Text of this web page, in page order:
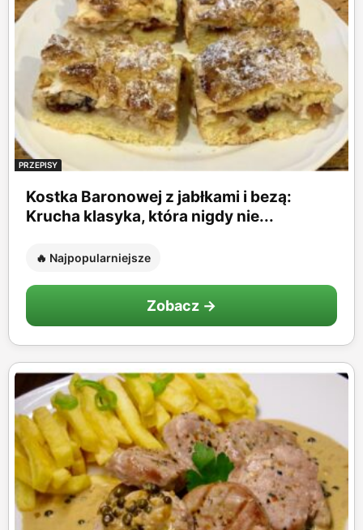
PRZEPISY
Kostka Baronowej z jabłkami i bezą:
Krucha klasyka, która nigdy nie...
🔥 Najpopularniejsze
Zobacz →